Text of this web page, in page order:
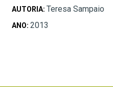
AUTORIA: Teresa Sampaio
ANO: 2013